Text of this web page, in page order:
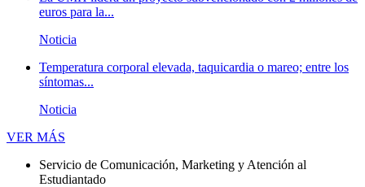
euros para la...
Noticia
Temperatura corporal elevada, taquicardia o mareo; entre los
síntomas...
Noticia
VER MÁS
Servicio de Comunicación, Marketing y Atención al
Estudiantado